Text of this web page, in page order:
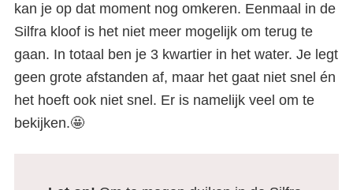
kan je op dat moment nog omkeren. Eenmaal in de
Silfra kloof is het niet meer mogelijk om terug te
gaan. In totaal ben je 3 kwartier in het water. Je legt
geen grote afstanden af, maar het gaat niet snel én
het hoeft ook niet snel. Er is namelijk veel om te
bekijken.🤩